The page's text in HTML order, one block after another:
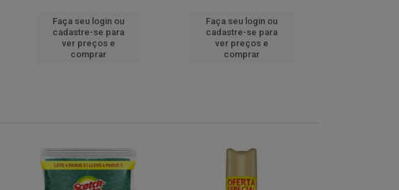
Faça seu login ou
cadastre-se para
ver preços e
comprar
Faça seu login ou
cadastre-se para
ver preços e
comprar